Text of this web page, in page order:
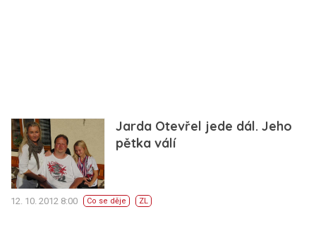
Jarda Otevřel jede dál. Jeho
pětka válí
12. 10. 2012 8:00 Co se děje ZL